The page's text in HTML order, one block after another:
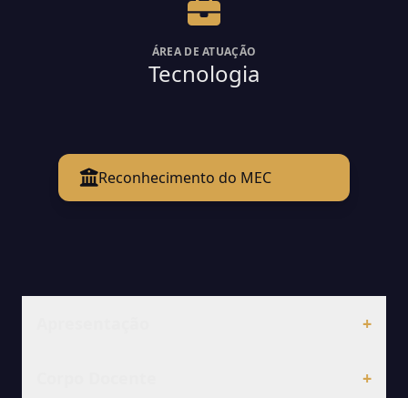
ÁREA DE ATUAÇÃO
Tecnologia
Reconhecimento do MEC
+
+